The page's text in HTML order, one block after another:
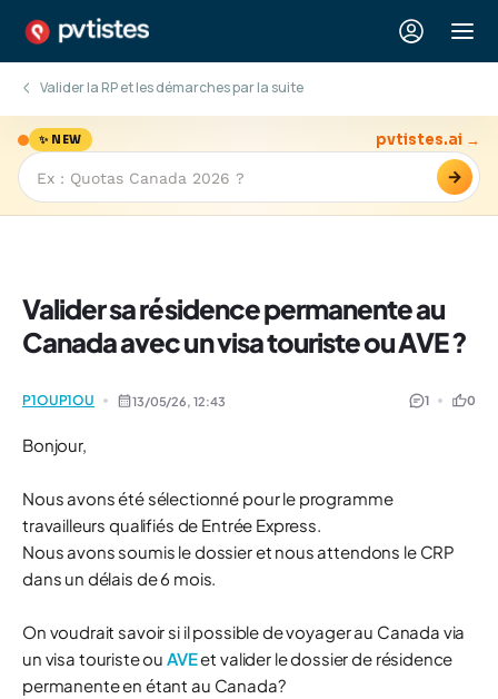
Valider la RP et les démarches par la suite
✨ NEW
→
pvtistes.ai →
Valider sa résidence permanente au
Canada avec un visa touriste ou AVE ?
P1OUP1OU 13/05/26, 12:43 1 0
Bonjour,
Nous avons été sélectionné pour le programme
travailleurs qualifiés de Entrée Express.
Nous avons soumis le dossier et nous attendons le CRP
dans un délais de 6 mois.
On voudrait savoir si il possible de voyager au Canada via
un visa touriste ou AVEet valider le dossier de résidence
permanente en étant au Canada?